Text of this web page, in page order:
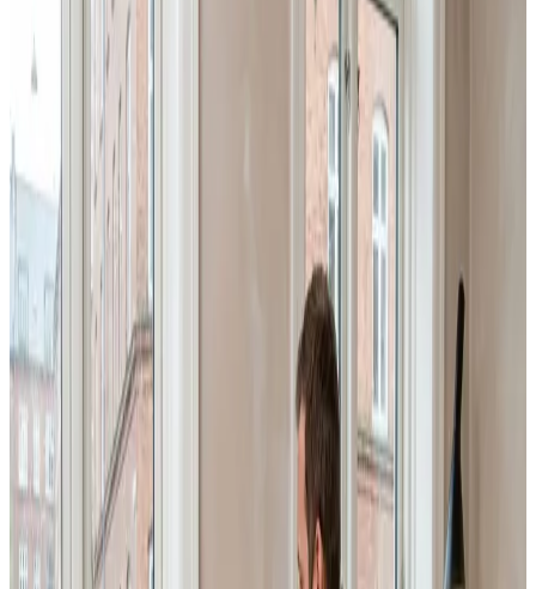
Skal din virksomhed i Munkebo have professionel
industri- og erhvervsventilation? Vi dimensionerer,
installerer og servicerer store anlæg til haller, lager,
produktion og kontorer — efter BR18 og Arbejdstilsynets